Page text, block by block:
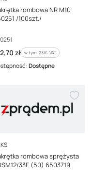
rombowa NR M10
/100szt./
producenta
brutto
zł w tym %s VAT
w tym 23% VAT
Dostępne
rombowa sprężysta
33F (50) 6503719